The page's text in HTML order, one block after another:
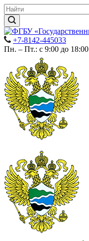
+7-8142-445033
Пн. – Пт.: с 9:00 до 18:00